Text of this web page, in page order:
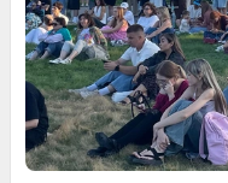
18 Обсудить